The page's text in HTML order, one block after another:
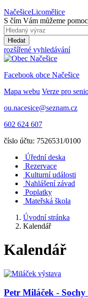
NačešiceLicomělice
S čím Vám můžeme
Hledat
rozšířené vyhledávání
Facebook obce Načešice
Mapa webu Verze pro
ou.nacesice@seznam.cz
602 624 607
číslo účtu: 7526531/0100
Úřední deska
Rezervace
Kulturní události
Nahlášení závad
Poplatky
Mateřská škola
Úvodní stránka
Kalendář
Kalendář
Petr Miláček -